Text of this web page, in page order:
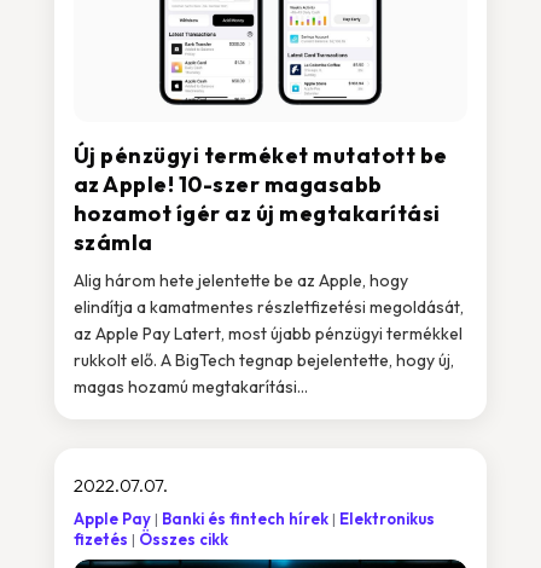
Új pénzügyi terméket mutatott be
az Apple! 10-szer magasabb
hozamot ígér az új megtakarítási
számla
Alig három hete jelentette be az Apple, hogy
elindítja a kamatmentes részletfizetési megoldását,
az Apple Pay Latert, most újabb pénzügyi termékkel
rukkolt elő. A BigTech tegnap bejelentette, hogy új,
magas hozamú megtakarítási...
2022.07.07.
Apple Pay Banki és fintech hírek
Elektronikus
fizetés
Összes cikk